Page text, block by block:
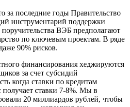
за последние годы Правительство
инструментарий поддержки
ВЭБ предполагают
по ключевым проектам. В ряде
90% рисков.
финансирования хеджируются
за счет субсидий
когда ставки по кредитам
получает ставки 7-8%. Мы в
20 миллиардов рублей, чтобы